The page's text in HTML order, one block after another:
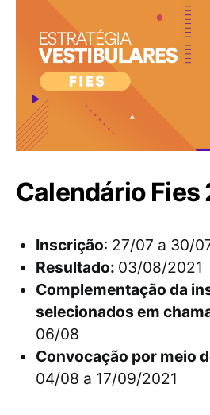
Calendário Fies
Inscrição: 27/07 a 30/
Resultado: 03/08/2021
Complementação da
selecionados em
06/08
Convocação por meio
04/08 a 17/09/2021